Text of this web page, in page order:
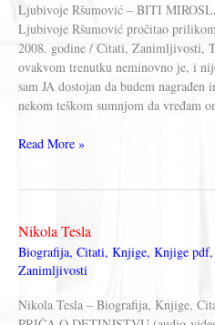
Ljubivoje Ršumović – BITI
Ljubivoje Ršumović pročitao
2008. godine / Citati, Zanimljivosti,
ovakvom trenutku neminovno je, i
sam JA dostojan da budem
nekom teškom sumnjom da vređam
Ljubivoje
ANTIĆ
Read More »
Nikola Tesla
Biografija, Citati, Knjige, Knjige pdf,
Zanimljivosti
Nikola Tesla – Biografija, Knjige,